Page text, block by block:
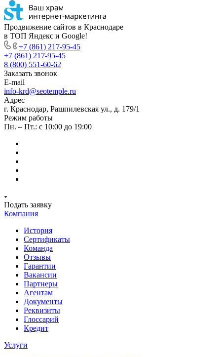
Продвижение сайтов в Краснодаре
в ТОП Яндекс и Google!
+7 (861) 217-95-45
+7 (861) 217-95-45
8 (800) 551-60-62
Заказать звонок
E-mail
info-krd@seotemple.ru
Адрес
г. Краснодар, Рашпилевская ул., д. 179/1
Режим работы
Пн. – Пт.: с 10:00 до 19:00
Подать заявку
Компания
История
Сертификаты
Команда
Отзывы
Гарантии
Вакансии
Партнеры
Агентам
Документы
Реквизиты
Глоссарий
Кредит
Услуги